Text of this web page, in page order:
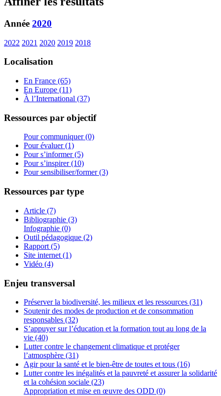
Année 2020
2022 2021 2020 2019 2018
Localisation
En France (65)
En Europe (11)
À l’International (37)
Ressources par objectif
Pour communiquer (0)
Pour évaluer (1)
Pour s’informer (5)
Pour s’inspirer (10)
Pour sensibiliser/former (3)
Ressources par type
Article (7)
Bibliographie (3)
Infographie (0)
Outil pédagogique (2)
Rapport (5)
Site internet (1)
Vidéo (4)
Enjeu transversal
Préserver la biodiversité, les milieux et les ressources (31)
Soutenir des modes de production et de consommation
responsables (32)
S’appuyer sur l’éducation et la formation tout au long de la
vie (40)
Lutter contre le changement climatique et protéger
l’atmosphère (31)
Agir pour la santé et le bien-être de toutes et tous (16)
Lutter contre les inégalités et la pauvreté et assurer la solidarité
et la cohésion sociale (23)
Appropriation et mise en œuvre des ODD (0)